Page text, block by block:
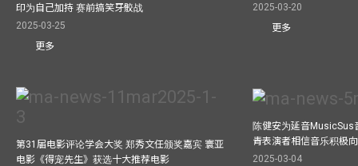
印为自己加持 赛前搞笑牙骹战
2025-03-25
更多
2025-03-20
更多
第31届电影评论学会大奖 郑秀文任颁奖嘉宾 寰亚
电影《得宠先生》获选十大推荐电影
陈健安为延音MusicSus
青表演者相信音乐积极
2025-03-04